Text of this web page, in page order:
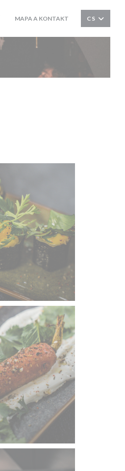
((OTEVŘE SE V NOVÉM OKNĚ))
MAPA A KONTAKT CS